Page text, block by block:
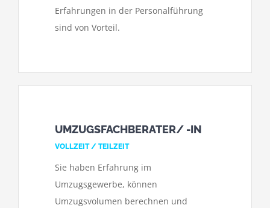
Erfahrungen in der Personalführung
sind von Vorteil.
UMZUGSFACHBERATER/ -IN
VOLLZEIT / TEILZEIT
Sie haben Erfahrung im
Umzugsgewerbe, können
Umzugsvolumen berechnen und